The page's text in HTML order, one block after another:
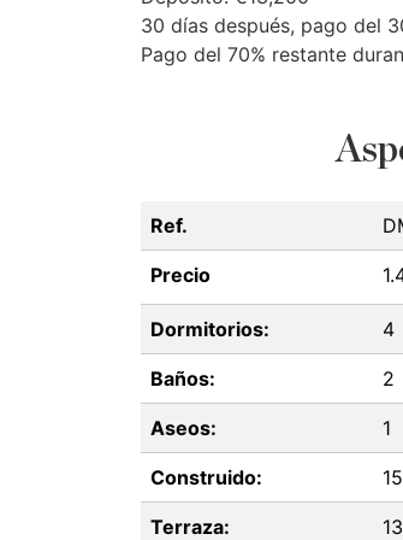
30 días después, pago del
Pago del 70% restante
Ref.
Precio
Dormitorios: 4
Baños: 2
Aseos: 1
Construido:
Terraza: